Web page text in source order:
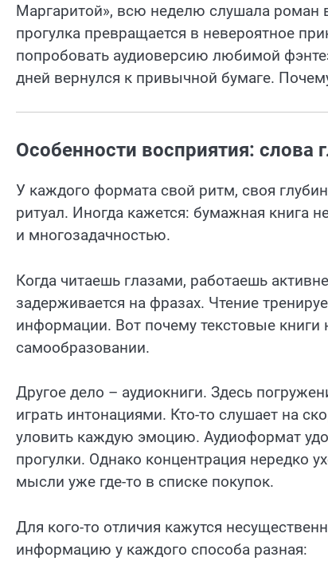
Маргаритой», всю неделю слушала роман
прогулка превращается в невероятное
попробовать аудиоверсию любимой
дней вернулся к привычной бумаге.
Особенности восприятия: слова
У каждого формата свой ритм, своя
ритуал. Иногда кажется: бумажная книга
и многозадачностью.
Когда читаешь глазами, работаешь
задерживается на фразах. Чтение
информации. Вот почему текстовые
самообразовании.
Другое дело – аудиокниги. Здесь
играть интонациями. Кто-то слушает на
уловить каждую эмоцию. Аудиоформат
прогулки. Однако концентрация нередко
мысли уже где-то в списке покупок.
Для кого-то отличия кажутся
информацию у каждого способа разная: